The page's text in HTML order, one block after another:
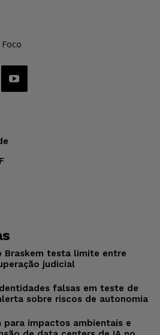
Braskem testa limite entre
judicial
falsas em teste de
sobre riscos de autonomia
para impactos ambientais e